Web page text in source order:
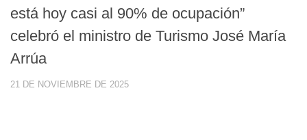
está hoy casi al 90% de ocupación”
celebró el ministro de Turismo José María
Arrúa
21 DE NOVIEMBRE DE 2025